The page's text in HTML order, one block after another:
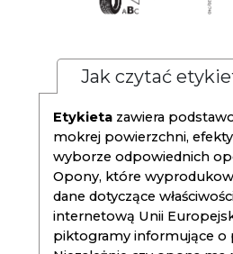
Jak czytać
Etykieta zawiera
mokrej powierzchni,
wyborze odpowiednich
Opony, które
dane dotyczące
internetową Unii
piktogramy informujące o